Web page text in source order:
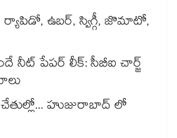
ర్యాపిడో, ఉబర్, స్విగ్గీ, జొమాటో,
నీట్ పేపర్ లీక్: సీబీఐ చార్జ్
చేతుల్లో... హుజురాబాద్ లో